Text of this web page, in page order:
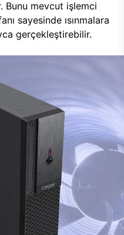
Bunu mevcut işlemci
sayesinde ısınmalara
gerçekleştirebilir.